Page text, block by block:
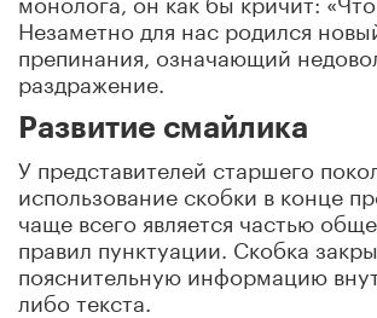
Незаметно для нас родился
препинания, означающий
раздражение.
Развитие смайлика
У представителей старшего
использование скобки в конце
чаще всего является частью
правил пунктуации. Скобка
пояснительную информацию
либо текста.